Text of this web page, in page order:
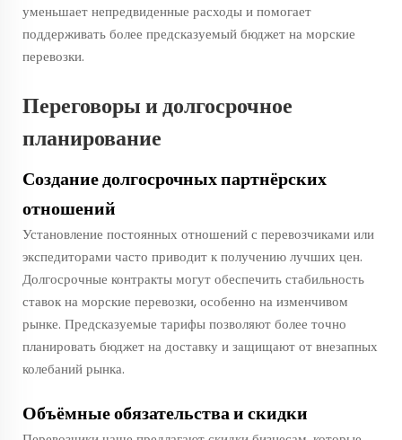
уменьшает непредвиденные расходы и помогает
поддерживать более предсказуемый бюджет на морские
перевозки.
Переговоры и долгосрочное
планирование
Создание долгосрочных партнёрских
отношений
Установление постоянных отношений с перевозчиками или
экспедиторами часто приводит к получению лучших цен.
Долгосрочные контракты могут обеспечить стабильность
ставок на морские перевозки, особенно на изменчивом
рынке. Предсказуемые тарифы позволяют более точно
планировать бюджет на доставку и защищают от внезапных
колебаний рынка.
Объёмные обязательства и скидки